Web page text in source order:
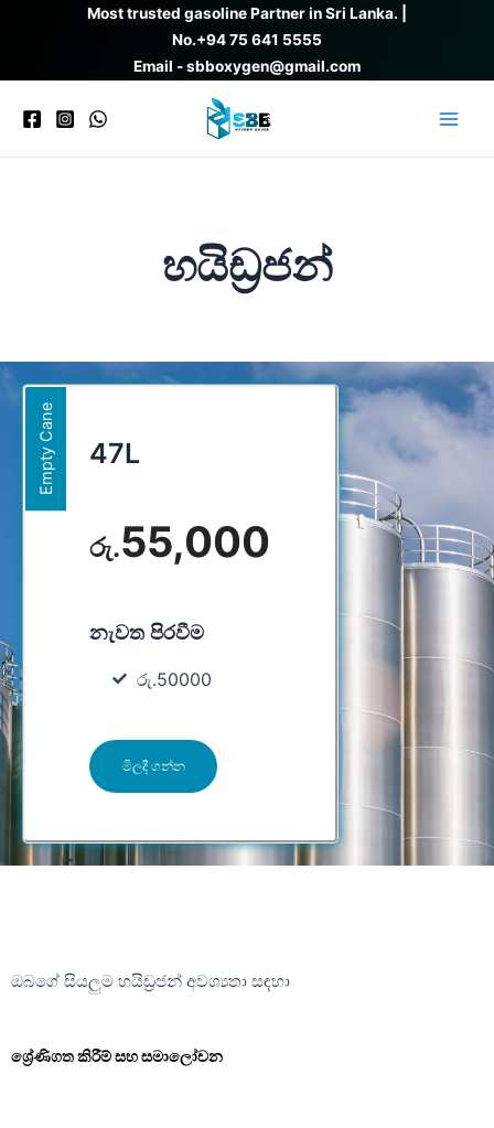
Most trusted gasoline Partner in Sri Lanka. |
No.+94 75 641 5555
Email - sbboxygen@gmail.com
හයිඩ්‍රජන්
Empty Cane 47L
රු.55,000
නැවත පිරවීම
රු.50000
මිලදී ගන්න
ඔබගේ සියලුම හයිඩ්‍රජන් අවශ්‍යතා සඳහා
ශ්‍රේණිගත කිරීම් සහ සමාලෝචන